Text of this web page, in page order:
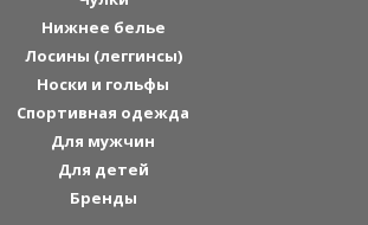
Нижнее белье
Лосины (леггинсы)
Носки и гольфы
Спортивная одежда
Для мужчин
Для детей
Бренды